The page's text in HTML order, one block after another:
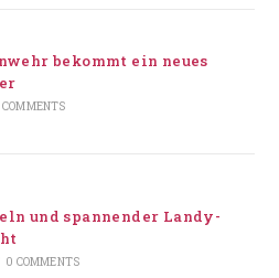
bekommt ein neues
COMMENTS
und spannender Landy-
0 COMMENTS